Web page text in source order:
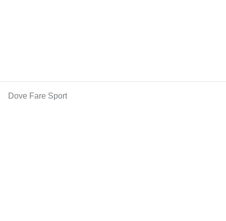
Dove Fare Sport